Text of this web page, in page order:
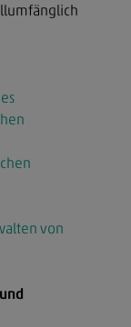
von